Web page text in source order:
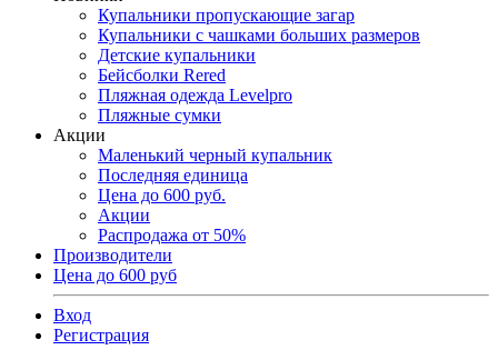
Купальники пропускающие загар
Купальники с чашками больших размеров
Детские купальники
Бейсболки Rered
Пляжная одежда Levelpro
Пляжные сумки
Акции
Маленький черный купальник
Последняя единица
Цена до 600 руб.
Акции
Распродажа от 50%
Производители
Цена до 600 руб
Вход
Регистрация